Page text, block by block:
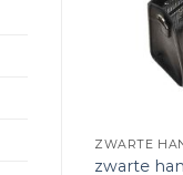
ZWARTE
zwarte